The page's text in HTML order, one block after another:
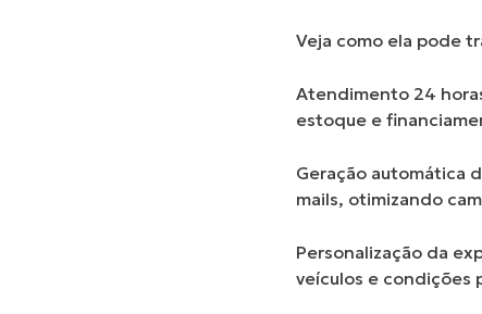
Veja como ela pode
Atendimento 24
estoque e
Geração automática
mails, otimizando
Personalização da
veículos e condições